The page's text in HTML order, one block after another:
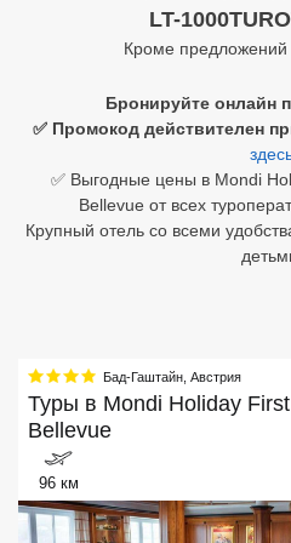
LT-
Кроме предложений
Бронируйте онлайн
✅ Промокод действителен
✅ Выгодные цены в Mondi
Bellevue от всех
Крупный отель со всеми
Бад-Гаштайн Австрия
Туры в Mondi Holiday
Bellevue
96 км
Шри Ланка
Бали
Вьетнам
Южный Гоа
Занзибар
Абхазия
Большой Сочи